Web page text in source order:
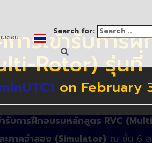
มตอบ
Search for:
ารเข้ารับการ
Rotor) รุ่น
on February
ารับการฝึกอบรมหลักสูตร RVC
ภาคจำลอง (Simulator) ณ ชั้น 6